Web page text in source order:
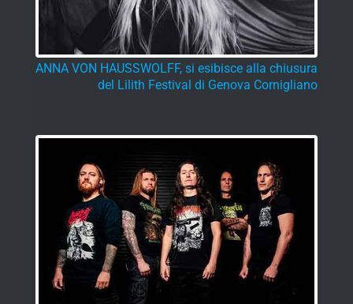
ANNA VON HAUSSWOLFF, si esibisce alla chiusura
del Lilith Festival di Genova Cornigliano
AVULSED, “Why Do I Watch the Dawn?” dei
Cartilage dal loro prossimo album di cover